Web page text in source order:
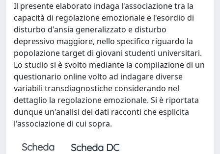
Il presente elaborato indaga l'associazione tra la
capacità di regolazione emozionale e l'esordio di
disturbo d'ansia generalizzato e disturbo
depressivo maggiore, nello specifico riguardo la
popolazione target di giovani studenti universitari.
Lo studio si è svolto mediante la compilazione di un
questionario online volto ad indagare diverse
variabili transdiagnostiche considerando nel
dettaglio la regolazione emozionale. Si è riportata
dunque un'analisi dei dati racconti che esplicita
l'associazione di cui sopra.
Scheda Scheda DC